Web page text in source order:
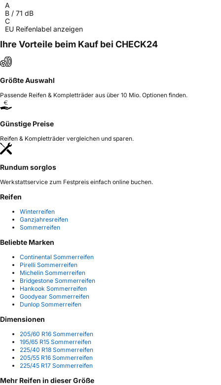
A
B / 71 dB
C
EU Reifenlabel anzeigen
Ihre Vorteile beim Kauf bei CHECK24
Größte Auswahl
Passende Reifen & Kompletträder aus über 10 Mio. Optionen finden.
Günstige Preise
Reifen & Kompletträder vergleichen und sparen.
Rundum sorglos
Werkstattservice zum Festpreis einfach online buchen.
Reifen
Winterreifen
Ganzjahresreifen
Sommerreifen
Beliebte Marken
Continental Sommerreifen
Pirelli Sommerreifen
Michelin Sommerreifen
Bridgestone Sommerreifen
Hankook Sommerreifen
Goodyear Sommerreifen
Dunlop Sommerreifen
Dimensionen
205/60 R16 Sommerreifen
195/65 R15 Sommerreifen
225/40 R18 Sommerreifen
205/55 R16 Sommerreifen
225/45 R17 Sommerreifen
Mehr Reifen in dieser Größe